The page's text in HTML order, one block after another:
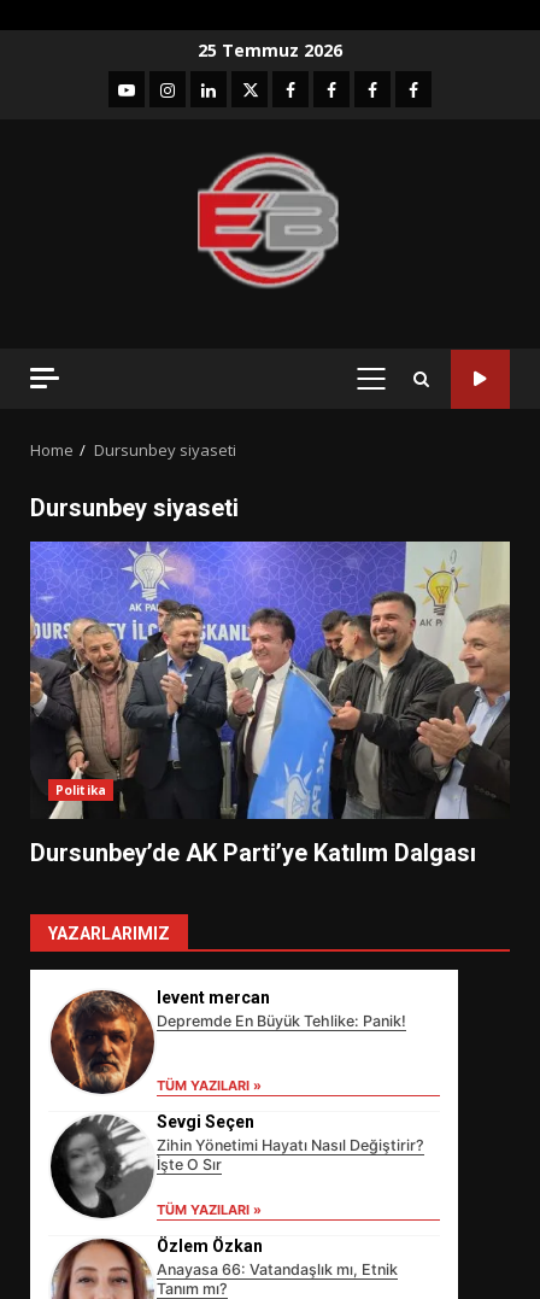
25 Temmuz 2026
YouTubeInstagram
LinkedIntwitterfacebook-Facebook-
Facebook-Facebook-
PRIMARY
Home Dursunbey siyaseti
Dursunbey siyaseti
Politika
Dursunbey’de AK Parti’ye Katılım Dalgası
YAZARLARIMIZ
levent mercan
Depremde En Büyük Tehlike: Panik!
TÜM YAZILARI »
Sevgi Seçen
Zihin Yönetimi Hayatı Nasıl Değiştirir?
İşte O Sır
TÜM YAZILARI »
Özlem Özkan
Anayasa 66: Vatandaşlık mı, Etnik
Tanım mı?